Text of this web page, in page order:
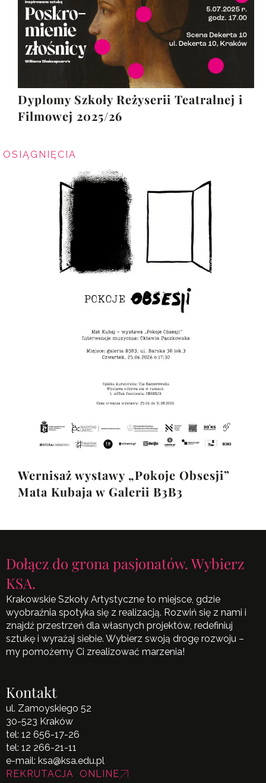
Dyplomy Szkoły Reżyserii Teatralnej i
Filmowej 2025/26
OSIĄGNIĘCIA
Wernisaż wystawy „Pokoje Obsesji”
Mata Kubaja w Galerii B3B3
Dołącz do grona pasjonatów. Wybierz
KSA.
Krakowskie Szkoły Artystyczne to miejsce, gdzie
wyobraźnia spotyka się z realizacją. Rozwiń się z nami i
znajdź przestrzeń dla własnych projektów, redefiniuj
sztukę i wyrażaj siebie. Wybierz swoją drogę rozwoju –
my pomożemy Ci zrealizować marzenia!
Kontakt
ul. Zamoyskiego 52
30-523 Kraków
tel: 12 656-17-26
tel: 12 266-21-11
e-mail: ksa@ksa.edu.pl
REKRUTACJA ONLINE